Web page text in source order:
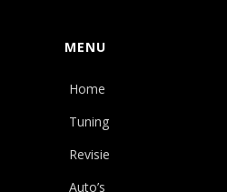
MENU
Home
Tuning
Revisie
Auto’s